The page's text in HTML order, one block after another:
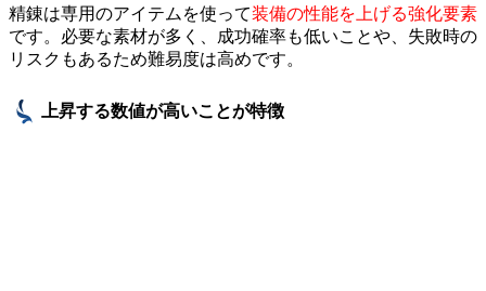
精錬は専用のアイテムを使って装備の性能を上げる強化要素
です。必要な素材が多く、成功確率も低いことや、失敗時の
リスクもあるため難易度は高めです。
上昇する数値が高いことが特徴